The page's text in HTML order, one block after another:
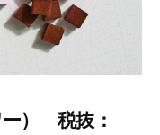
ー） 税抜：